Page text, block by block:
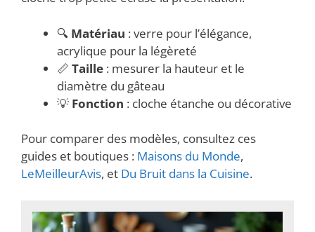
🔍 Matériau : verre pour l’élégance,
acrylique pour la légèreté
📏 Taille : mesurer la hauteur et le
diamètre du gâteau
💡 Fonction : cloche étanche ou décorative
Pour comparer des modèles, consultez ces
guides et boutiques : Maisons du Monde,
LeMeilleurAvis, et Du Bruit dans la Cuisine.